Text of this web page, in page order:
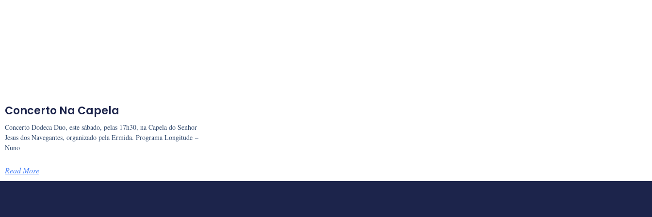
Concerto Na Capela
Concerto Dodeca Duo, este sábado, pelas 17h30, na Capela do Senhor
Jesus dos Navegantes, organizado pela Ermida. Programa Longitude –
Nuno
Read More